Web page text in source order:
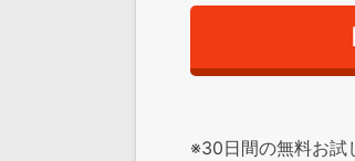
※30日間の無料お試